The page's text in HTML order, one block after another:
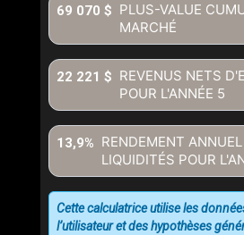
PLUS-VALUE
MARCHÉ
69 070 $
REVENUS NETS
POUR L'ANNÉE 5
22 221 $
RENDEMENT
LIQUIDITÉS POUR
13,9%
Cette calculatrice utilise les
l’utilisateur et des hypothèses